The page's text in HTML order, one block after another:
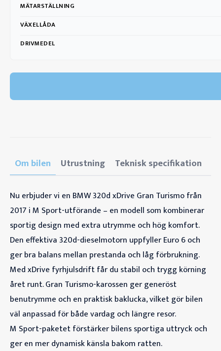
MÄTARSTÄLLNING
VÄXELLÅDA
DRIVMEDEL
Om bilen Utrustning Teknisk specifikation
Nu erbjuder vi en BMW 320d xDrive Gran Turismo från
2017 i M Sport-utförande – en modell som kombinerar
sportig design med extra utrymme och hög komfort.
Den effektiva 320d-dieselmotorn uppfyller Euro 6 och
ger bra balans mellan prestanda och låg förbrukning.
Med xDrive fyrhjulsdrift får du stabil och trygg körning
året runt. Gran Turismo-karossen ger generöst
benutrymme och en praktisk baklucka, vilket gör bilen
väl anpassad för både vardag och längre resor.
M Sport-paketet förstärker bilens sportiga uttryck och
ger en mer dynamisk känsla bakom ratten.